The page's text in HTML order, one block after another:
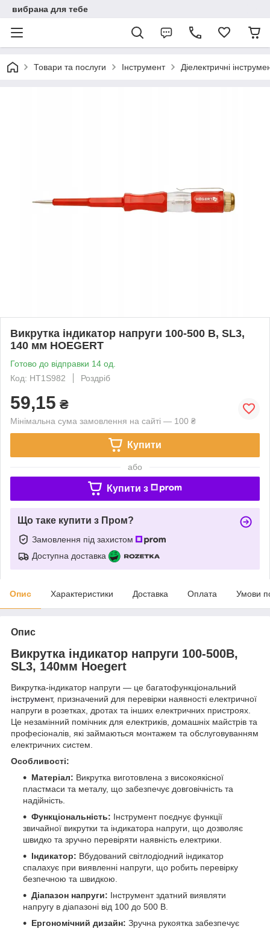
вибрана для тебе
Товари та послуги Інструмент Діелектричні
Викрутка індикатор напруги 100-500 В, SL3,
140 мм HOEGERT
Готово до відправки 14 од.
Код: HT1S982
Роздріб
59,15 ₴
Мінімальна сума замовлення на сайті — 100 ₴
Купити
або
Купити з
Що таке купити з Пром?
Замовлення під захистом
Доступна доставка
Опис Характеристики Доставка Оплата Умови
Опис
Викрутка індикатор напруги 100-500В,
SL3, 140мм Hoegert
Викрутка-індикатор напруги — це багатофункціональний
інструмент, призначений для перевірки наявності електричної
напруги в розетках, дротах та інших електричних пристроях.
Це незамінний помічник для електриків, домашніх майстрів та
професіоналів, які займаються монтажем та обслуговуванням
електричних систем.
Особливості:
Матеріал: Викрутка виготовлена з високоякісної
пластмаси та металу, що забезпечує довговічність та
надійність.
Функціональність: Інструмент поєднує функції
звичайної викрутки та індикатора напруги, що дозволяє
швидко та зручно перевіряти наявність електрики.
Індикатор: Вбудований світлодіодний індикатор
спалахує при виявленні напруги, що робить перевірку
безпечною та швидкою.
Діапазон напруги: Інструмент здатний виявляти
напругу в діапазоні від 100 до 500 В.
Ергономічний дизайн: Зручна рукоятка забезпечує